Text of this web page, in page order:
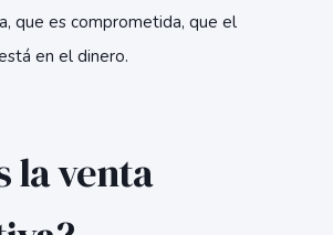
que es comprometida, que el
en el dinero.
la venta